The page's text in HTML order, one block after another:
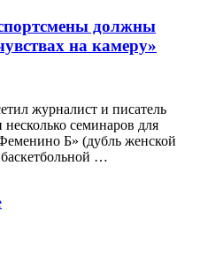
должны
на камеру»
журналист и писатель
семинаров для
Б» (дубль женской
…